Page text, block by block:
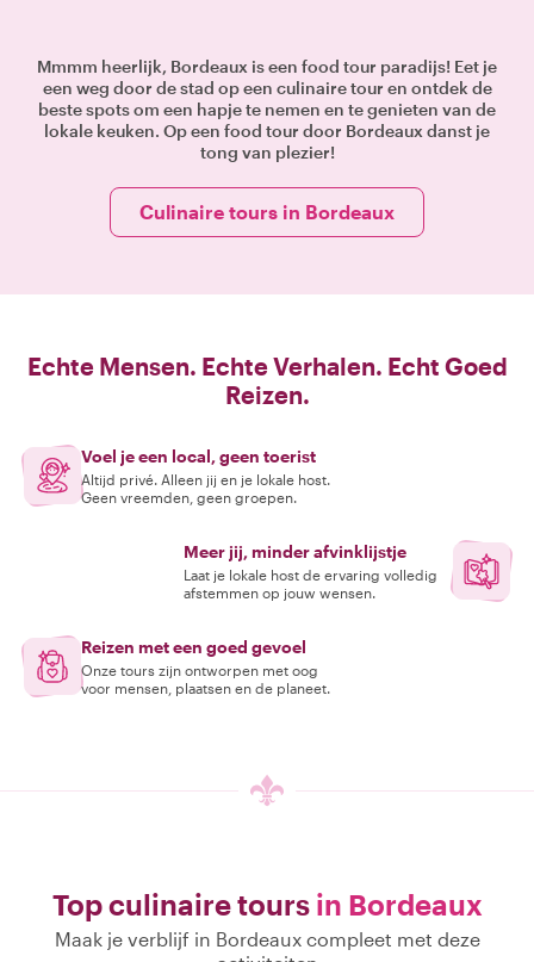
Mmmm heerlijk, Bordeaux is een food tour paradijs! Eet je
een weg door de stad op een culinaire tour en ontdek de
beste spots om een hapje te nemen en te genieten van de
lokale keuken. Op een food tour door Bordeaux danst je
tong van plezier!
Culinaire tours in Bordeaux
Echte Mensen. Echte Verhalen. Echt Goed
Reizen.
Voel je een local, geen toerist
Altijd privé. Alleen jij en je lokale host.
Geen vreemden, geen groepen.
Meer jij, minder afvinklijstje
Laat je lokale host de ervaring volledig
afstemmen op jouw wensen.
Reizen met een goed gevoel
Onze tours zijn ontworpen met oog
voor mensen, plaatsen en de planeet.
Top culinaire tours in Bordeaux
Maak je verblijf in Bordeaux compleet met deze